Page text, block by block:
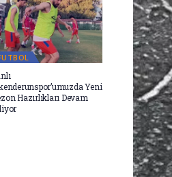
Yeni
Hazırlıkları Devam